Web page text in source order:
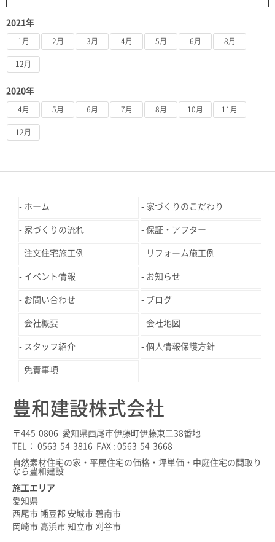
2021年
1月 2月 3月 4月 5月 6月 8月
12月
2020年
4月 5月 6月 7月 8月 10月 11月
12月
ホーム 家づくりのこだわり
家づくりの流れ 保証・アフター
注文住宅施工例 リフォーム施工例
イベント情報 お知らせ
お問い合わせ ブログ
会社概要 会社地図
スタッフ紹介 個人情報保護方針
免責事項
豊和建設株式会社
〒445-0806 愛知県西尾市伊藤町伊藤東二38番地
TEL： 0563-54-3816 FAX : 0563-54-3668
自然素材住宅の家・平屋住宅の価格・坪単価・中庭住宅の間取り
なら豊和建設
施工エリア
愛知県
西尾市 幡豆郡 安城市 碧南市
岡崎市 高浜市 知立市 刈谷市